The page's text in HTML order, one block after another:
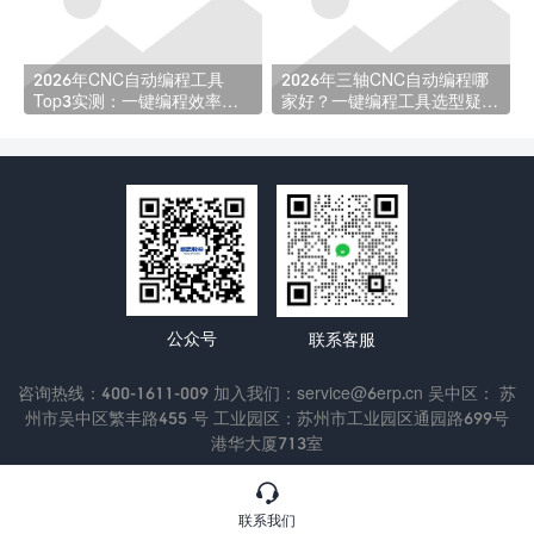
2026年CNC自动编程工具
Top3实测：一键编程效率选
2026年三轴CNC自动编程哪
家好？一键编程工具选型疑问

联系我们
公众号 联系客服
咨询热线：400-1611-009 加入我们：service@6erp.cn 吴中区： 苏
州市吴中区繁丰路455 号 工业园区：苏州市工业园区通园路699号
港华大厦713室
Copyright © 2022 苏州通商软件科技有限公司
号-3